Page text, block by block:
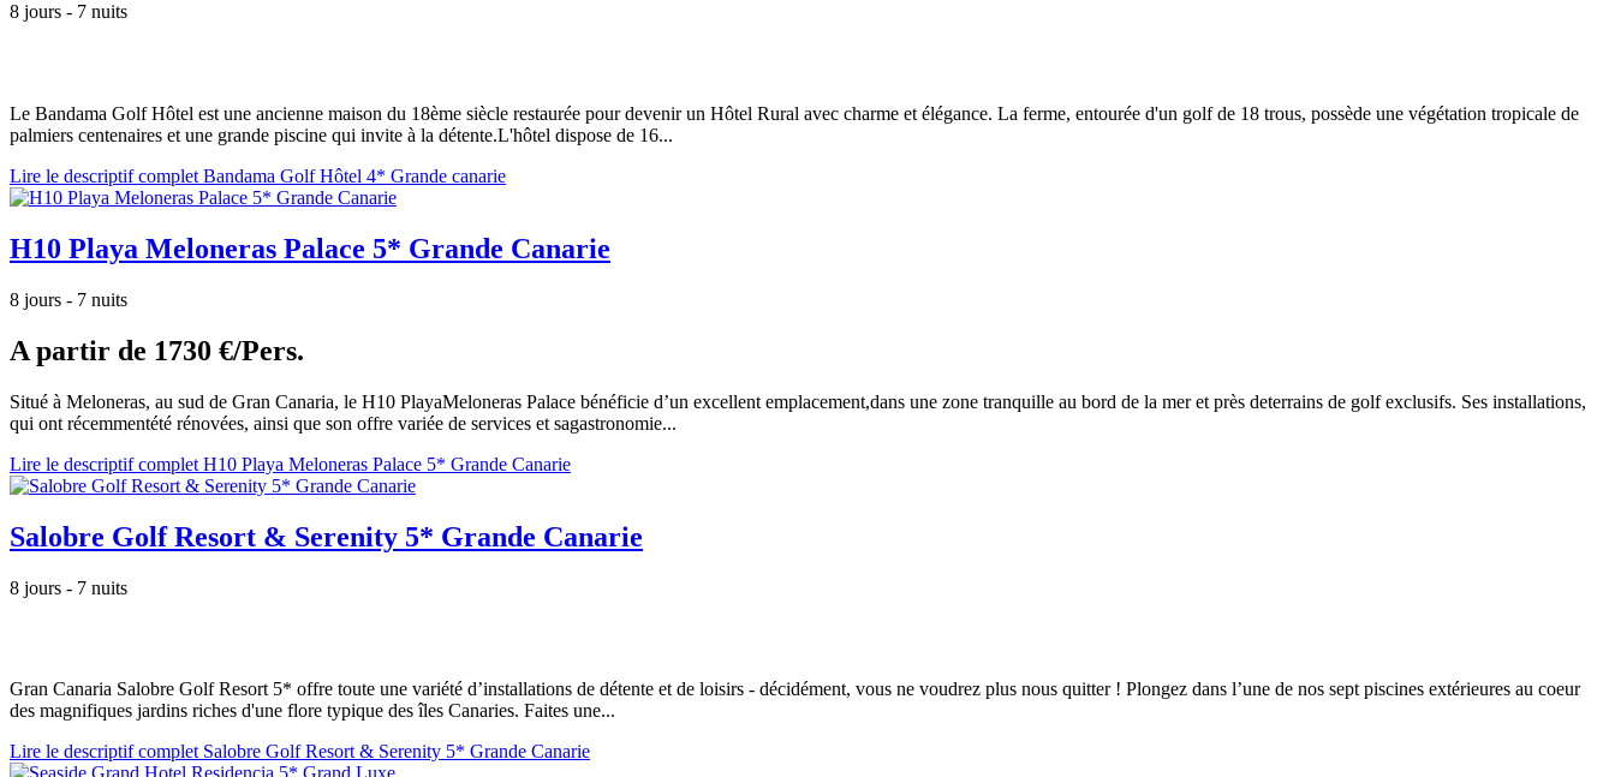
8 jours - 7 nuits
Le Bandama Golf Hôtel est une ancienne maison du 18ème siècle restaurée pour devenir un Hôtel Rural avec charme et élégance. La ferme, entourée d'un golf de 18 trous, possède une végétation tropicale de
palmiers centenaires et une grande piscine qui invite à la détente.L'hôtel dispose de 16...
Lire le descriptif complet Bandama Golf Hôtel 4* Grande canarie
H10 Playa Meloneras Palace 5* Grande Canarie
8 jours - 7 nuits
A partir de 1730 €/Pers.
Situé à Meloneras, au sud de Gran Canaria, le H10 PlayaMeloneras Palace bénéficie d’un excellent emplacement,dans une zone tranquille au bord de la mer et près deterrains de golf exclusifs. Ses installations,
qui ont récemmentété rénovées, ainsi que son offre variée de services et sagastronomie...
Lire le descriptif complet H10 Playa Meloneras Palace 5* Grande Canarie
Salobre Golf Resort & Serenity 5* Grande Canarie
8 jours - 7 nuits
Gran Canaria Salobre Golf Resort 5* offre toute une variété d’installations de détente et de loisirs - décidément, vous ne voudrez plus nous quitter ! Plongez dans l’une de nos sept piscines extérieures au coeur
des magnifiques jardins riches d'une flore typique des îles Canaries. Faites une...
Lire le descriptif complet Salobre Golf Resort & Serenity 5* Grande Canarie